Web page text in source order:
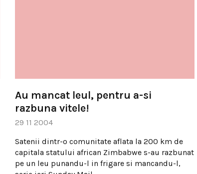
Au mancat leul, pentru a-si
razbuna vitele!
29 11 2004
Satenii dintr-o comunitate aflata la 200 km de
capitala statului african Zimbabwe s-au razbunat
pe un leu punandu-l in frigare si mancandu-l,